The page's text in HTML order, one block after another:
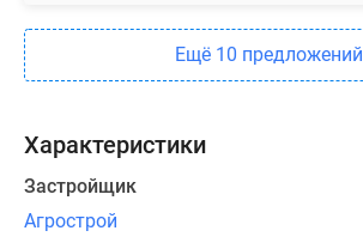
(таунхаусы)
до
м.
помещений
Ещё 10 предложений
Характеристики
Застройщик
Агрострой